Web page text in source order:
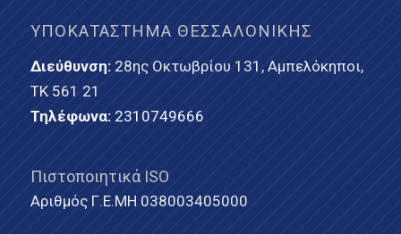
ΥΠΟΚΑΤΆΣΤΗΜΑ ΘΕΣΣΑΛΟΝΊΚΗΣ
Διεύθυνση:28ης Οκτωβρίου 131, Αμπελόκηποι,
ΤΚ 561 21
Τηλέφωνα: 2310749666
Πιστοποιητικά ISO
Αριθμός Γ.Ε.ΜΗ 038003405000